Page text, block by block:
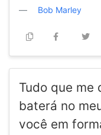
Bob Marley
Tudo que me
baterá no
você em